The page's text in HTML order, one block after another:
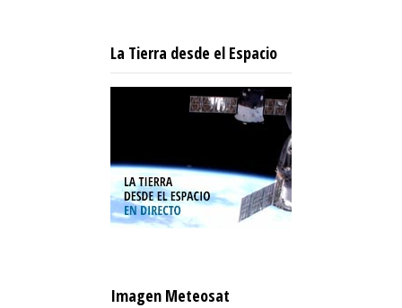
La Tierra desde el Espacio
Imagen Meteosat